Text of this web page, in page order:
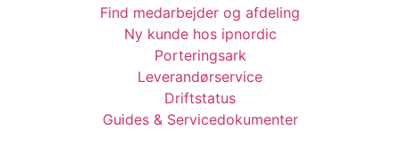
Find medarbejder og afdeling
Ny kunde hos ipnordic
Porteringsark
Leverandørservice
Driftstatus
Guides & Servicedokumenter